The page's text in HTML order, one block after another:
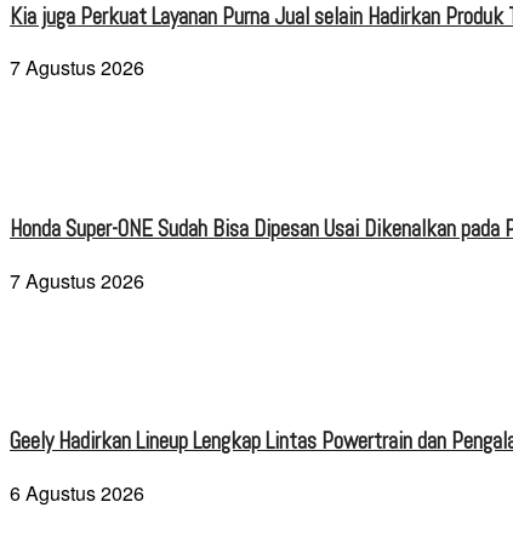
Kia juga Perkuat Layanan Purna Jual selain Hadirkan Produk
7 Agustus 2026
Honda Super-ONE Sudah Bisa Dipesan Usai Dikenalkan pada
7 Agustus 2026
Geely Hadirkan Lineup Lengkap Lintas Powertrain dan
6 Agustus 2026